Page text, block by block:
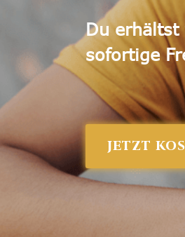
Du erhältst
sofortige
JETZT